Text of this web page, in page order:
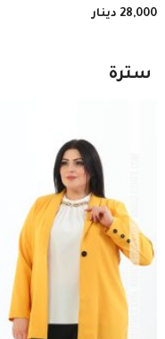
28,000 دينار
سترة